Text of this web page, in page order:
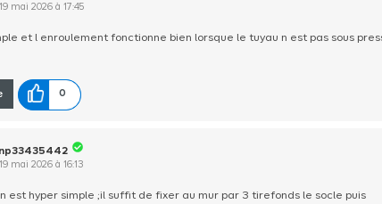
19 mai 2026 à17:45
et l enroulement fonctionne bien lorsque le tuyau n est pas sous
0
19 mai 2026 à16:13
est hyper simple ;il suffit de fixer au mur par 3 tirefonds le socle puis